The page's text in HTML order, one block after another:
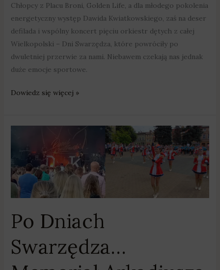
Chłopcy z Placu Broni, Golden Life, a dla młodego pokolenia
energetyczny występ Dawida Kwiatkowskiego, zaś na deser
defilada i wspólny koncert pięciu orkiestr dętych z całej
Wielkopolski – Dni Swarzędza, które powróciły po
dwuletniej przerwie za nami. Niebawem czekają nas jednak
duże emocje sportowe.
Dowiedz się więcej »
Po Dniach
Swarzędza…
Swarzędza…
Memoriał
Arkadiusza
Gołasia